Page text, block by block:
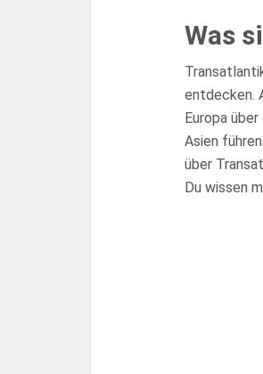
Was
entdecken.
Europa
Asien
über
Du wissen